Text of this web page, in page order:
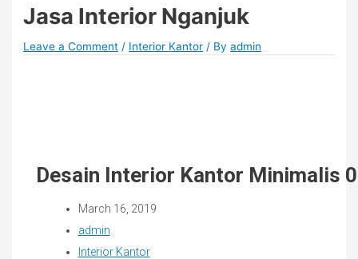
Jasa Interior Nganjuk
Leave a Comment / Interior Kantor / Byadmin
Desain Interior Kantor Minimalis
March 16, 2019
admin
Interior Kantor